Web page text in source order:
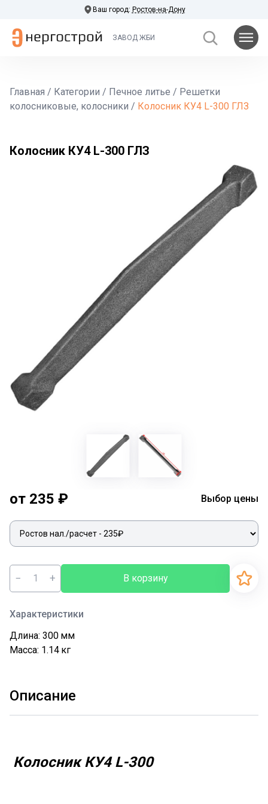
Ваш город: Ростов-на-Дону
ЗАВОД ЖБИ
Главная / Категории / Печное литье / Решетки
колосниковые, колосники / Колосник КУ4 L-300 ГЛЗ
Колосник КУ4 L-300 ГЛЗ
от 235 ₽ Выбор цены
− + В корзину
Характеристики
Длина: 300 мм
Масса: 1.14 кг
Описание
Колосник КУ4 L-300